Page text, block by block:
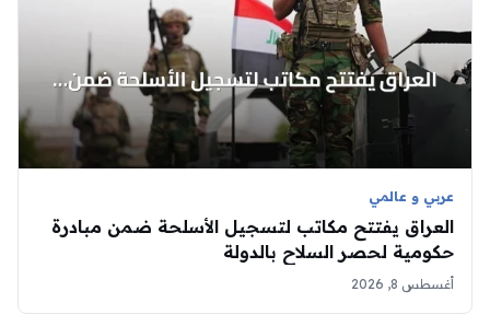
عربي و عالمي
العراق يفتتح مكاتب لتسجيل الأسلحة ضمن مبادرة
حكومية لحصر السلاح بالدولة
أغسطس 8, 2026